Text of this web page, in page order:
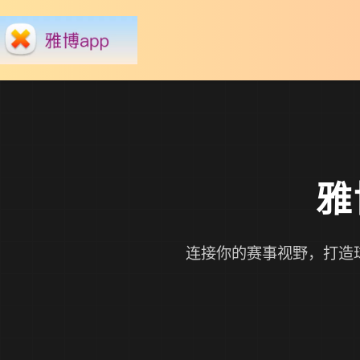
连接你的赛事视野，打